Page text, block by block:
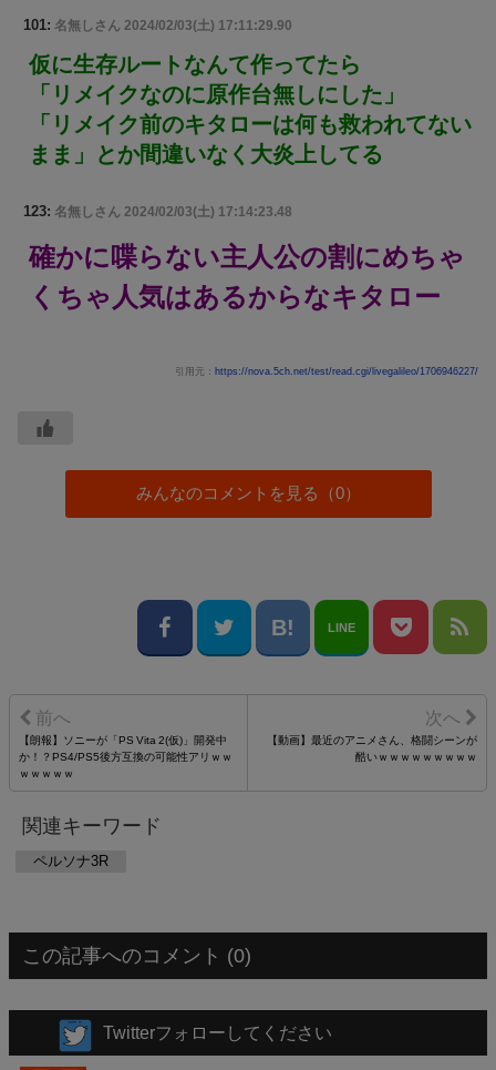
101: 名無しさん 2024/02/03(土) 17:11:29.90
仮に生存ルートなんて作ってたら
「リメイクなのに原作台無しにした」
「リメイク前のキタローは何も救われてない
まま」とか間違いなく大炎上してる
123: 名無しさん 2024/02/03(土) 17:14:23.48
確かに喋らない主人公の割にめちゃ
くちゃ人気はあるからなキタロー
引用元： https://nova.5ch.net/test/read.cgi/livegalileo/1706946227/
みんなのコメントを見る（0）
LINE
【朗報】ソニーが「PS Vita 2(仮)」開発中
か！？PS4/PS5後方互換の可能性アリｗｗ
ｗｗｗｗｗ
【動画】最近のアニメさん、格闘シーンが
酷いｗｗｗｗｗｗｗｗｗ
関連キーワード
ペルソナ3R
この記事へのコメント (0)
Twitterフォローしてください